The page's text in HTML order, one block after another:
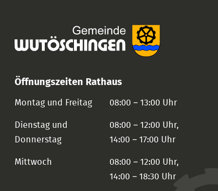
Öffnungszeiten Rathaus
Montag und Freitag 08:00 – 13:00 Uhr
Dienstag und
Donnerstag
08:00 – 12:00 Uhr,
14:00 – 17:00 Uhr
Mittwoch
08:00 – 12:00 Uhr,
14:00 – 18:30 Uhr